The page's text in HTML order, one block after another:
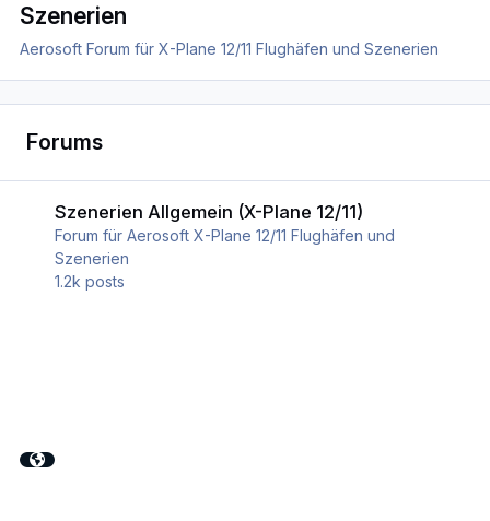
Szenerien
Aerosoft Forum für X-Plane 12/11 Flughäfen und Szenerien
Forums
Szenerien Allgemein (X-Plane 12/11)
Forum für Aerosoft X-Plane 12/11 Flughäfen und
Szenerien
1.2k posts